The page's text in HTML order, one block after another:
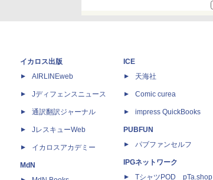
イカロス出版
AIRLINEweb
Jディフェンスニュース
通訳翻訳ジャーナル
JレスキューWeb
イカロスアカデミー
MdN
ICE
天海社
Comic curea
impress QuickBooks
PUBFUN
パブファンセルフ
IPGネットワーク
TシャツPOD pTa.shop